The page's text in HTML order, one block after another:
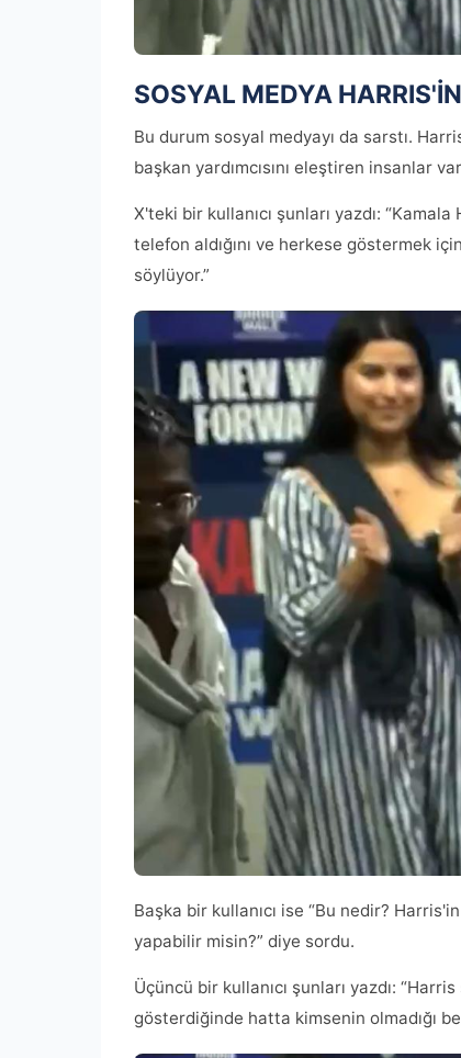
SOSYAL MEDYA
Bu durum sosyal medyayı da sarstı.
başkan yardımcısını eleştiren insanlar
X'teki bir kullanıcı şunları yazdı:
telefon aldığını ve herkese göstermek
söylüyor.”
Başka bir kullanıcı ise “Bu nedir?
yapabilir misin?” diye sordu.
Üçüncü bir kullanıcı şunları yazdı:
gösterdiğinde hatta kimsenin olmadığı